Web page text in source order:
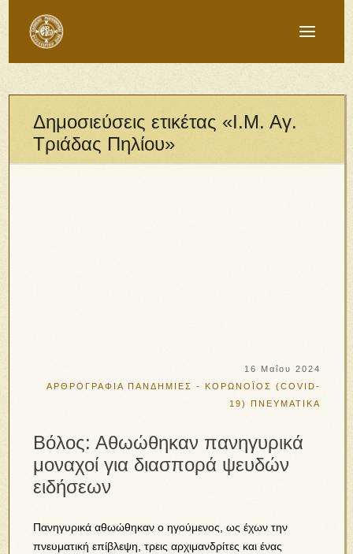
Δημοσιεύσεις ετικέτας «Ι.Μ. Αγ.
Τριάδας Πηλίου»
16 Μαΐου 2024
ΑΡΘΡΟΓΡΑΦΙΑ ΠΑΝΔΗΜΙΕΣ - ΚΟΡΩΝΟΪΟΣ (COVID-
19)
ΠΝΕΥΜΑΤΙΚΑ
Βόλος: Αθωώθηκαν πανηγυρικά
μοναχοί για διασπορά ψευδών
ειδήσεων
Πανηγυρικά αθωώθηκαν ο ηγούμενος, ως έχων την
πνευματική επίβλεψη, τρεις αρχιμανδρίτες και ένας